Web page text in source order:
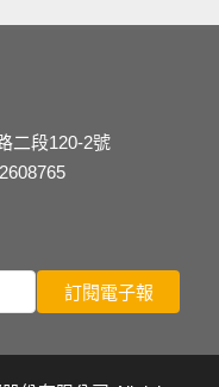
二段120-2號